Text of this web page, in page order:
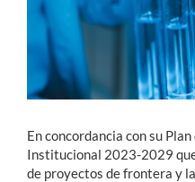
Alumni
English
En concordancia con su
Institucional 2023-2029
de proyectos de frontera y